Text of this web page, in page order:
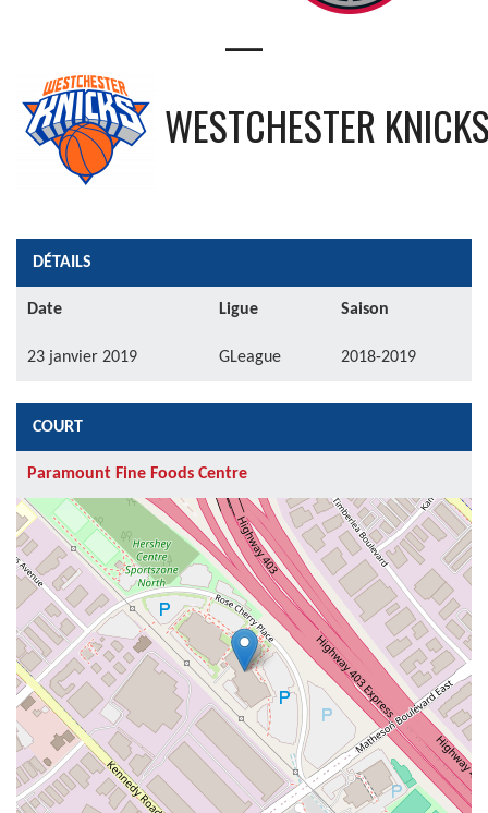
—
WESTCHESTER
DÉTAILS
Date Ligue Saison
23 janvier 2019 GLeague 2018-2019
COURT
Paramount Fine Foods Centre